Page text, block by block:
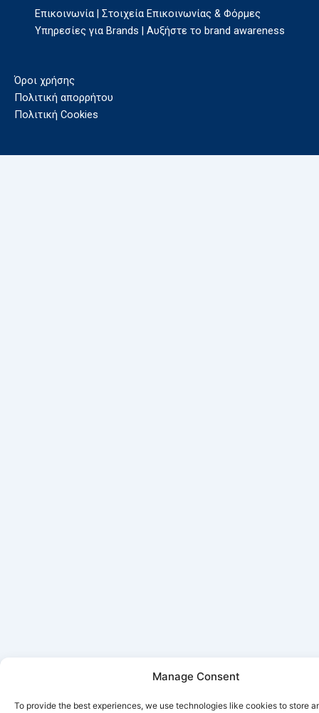
Manage Consent
To provide the best experiences, we use technologies like cookies to store
Επικοινωνία | Στοιχεία Επικοινωνίας & Φόρμες
Υπηρεσίες για Brands | Αυξήστε το brand awareness
Όροι χρήσης
Πολιτική απορρήτου
Πολιτική Cookies